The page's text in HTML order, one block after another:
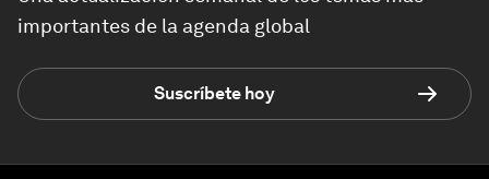
importantes de la agenda global
Suscríbete hoy